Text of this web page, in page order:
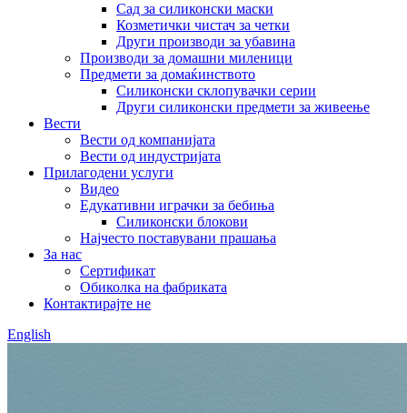
Сад за силиконски маски
Козметички чистач за четки
Други производи за убавина
Производи за домашни миленици
Предмети за домаќинството
Силиконски склопувачки серии
Други силиконски предмети за живеење
Вести
Вести од компанијата
Вести од индустријата
Прилагодени услуги
Видео
Едукативни играчки за бебиња
Силиконски блокови
Најчесто поставувани прашања
За нас
Сертификат
Обиколка на фабриката
Контактирајте не
English